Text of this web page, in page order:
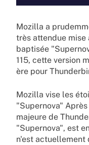
Mozilla a
très attendue mise
baptisée
115, cette version
ère pour
Mozilla vise les
"Supernova"
majeure de
"Supernova", est
n'est actuellement